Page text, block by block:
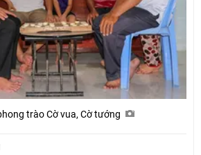
trào Cờ vua, Cờ tướng